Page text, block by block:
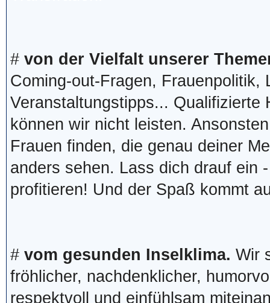
# von der Vielfalt unserer
Coming-out-Fragen, Frauenpolitik,
Veranstaltungstipps... Qualifizierte
können wir nicht leisten.
Frauen finden, die genau deiner
anders sehen. Lass dich drauf ein
profitieren! Und der Spaß kommt
# vom gesunden Inselklima. Wir
fröhlicher, nachdenklicher,
respektvoll und einfühlsam